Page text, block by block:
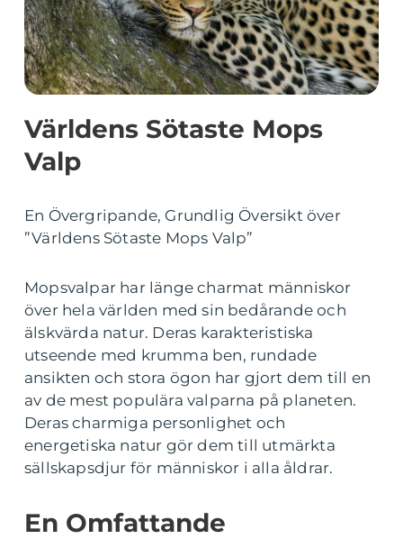
Världens Sötaste Mops
Valp
En Övergripande, Grundlig Översikt över
”Världens Sötaste Mops Valp”
Mopsvalpar har länge charmat människor
över hela världen med sin bedårande och
älskvärda natur. Deras karakteristiska
utseende med krumma ben, rundade
ansikten och stora ögon har gjort dem till en
av de mest populära valparna på planeten.
Deras charmiga personlighet och
energetiska natur gör dem till utmärkta
sällskapsdjur för människor i alla åldrar.
En Omfattande